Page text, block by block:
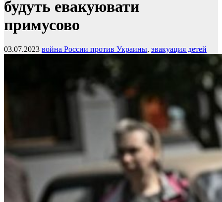
будуть евакуювати
примусово
03.07.2023 война России против Украины, эвакуация детей